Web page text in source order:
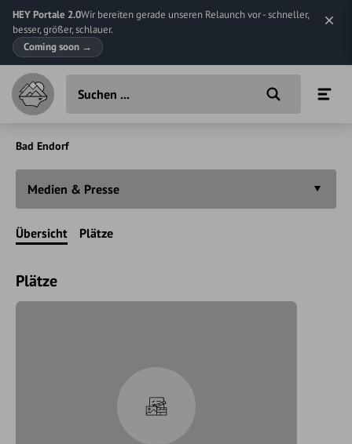
HEY Portale 2.0Wir bereiten gerade unseren Relaunch vor - schneller,
besser, größer, schlauer.
Coming soon →
Bad Endorf
Medien & Presse
Übersicht Plätze
Plätze